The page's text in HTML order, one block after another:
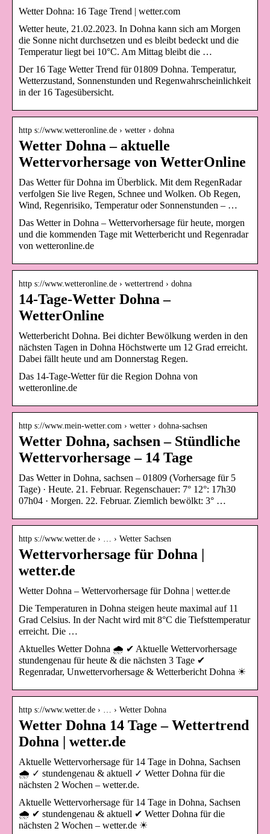
Wetter Dohna: 16 Tage Trend | wetter.com
Wetter heute, 21.02.2023. In Dohna kann sich am Morgen
die Sonne nicht durchsetzen und es bleibt bedeckt und die
Temperatur liegt bei 10°C. Am Mittag bleibt die …
Der 16 Tage Wetter Trend für 01809 Dohna. Temperatur,
Wetterzustand, Sonnenstunden und Regenwahrscheinlichkeit
in der 16 Tagesübersicht.
http s://www.wetteronline.de › wetter › dohna
Wetter Dohna – aktuelle
Wettervorhersage von WetterOnline
Das Wetter für Dohna im Überblick. Mit dem RegenRadar
verfolgen Sie live Regen, Schnee und Wolken. Ob Regen,
Wind, Regenrisiko, Temperatur oder Sonnenstunden – …
Das Wetter in Dohna – Wettervorhersage für heute, morgen
und die kommenden Tage mit Wetterbericht und Regenradar
von wetteronline.de
http s://www.wetteronline.de › wettertrend › dohna
14-Tage-Wetter Dohna –
WetterOnline
Wetterbericht Dohna. Bei dichter Bewölkung werden in den
nächsten Tagen in Dohna Höchstwerte um 12 Grad erreicht.
Dabei fällt heute und am Donnerstag Regen.
Das 14-Tage-Wetter für die Region Dohna von
wetteronline.de
http s://www.mein-wetter.com › wetter › dohna-sachsen
Wetter Dohna, sachsen – Stündliche
Wettervorhersage – 14 Tage
Das Wetter in Dohna, sachsen – 01809 (Vorhersage für 5
Tage) · Heute. 21. Februar. Regenschauer: 7° 12°: 17h30
07h04 · Morgen. 22. Februar. Ziemlich bewölkt: 3° …
http s://www.wetter.de › … › Wetter Sachsen
Wettervorhersage für Dohna |
wetter.de
Wetter Dohna – Wettervorhersage für Dohna | wetter.de
Die Temperaturen in Dohna steigen heute maximal auf 11
Grad Celsius. In der Nacht wird mit 8°C die Tiefsttemperatur
erreicht. Die …
Aktuelles Wetter Dohna 🌧️ ✔ Aktuelle Wettervorhersage
stundengenau für heute & die nächsten 3 Tage ✔
Regenradar, Unwettervorhersage & Wetterbericht Dohna ☀
http s://www.wetter.de › … › Wetter Dohna
Wetter Dohna 14 Tage – Wettertrend
Dohna | wetter.de
Aktuelle Wettervorhersage für 14 Tage in Dohna, Sachsen
🌧️ ✓ stundengenau & aktuell ✓ Wetter Dohna für die
nächsten 2 Wochen – wetter.de.
Aktuelle Wettervorhersage für 14 Tage in Dohna, Sachsen
🌧️ ✔ stundengenau & aktuell ✔ Wetter Dohna für die
nächsten 2 Wochen – wetter.de ☀